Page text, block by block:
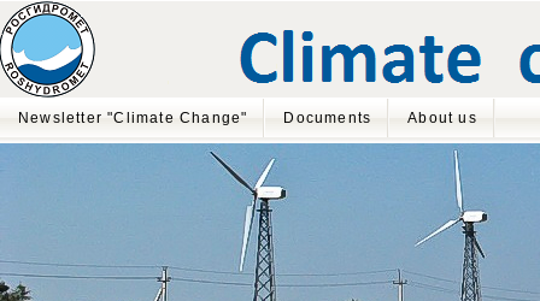
Newsletter "Climate Change" Documents About us